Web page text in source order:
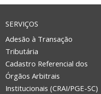
SERVIÇOS
Adesão à Transação
Tributária
Cadastro Referencial dos
Órgãos Arbitrais
Institucionais (CRAI/PGE-SC)